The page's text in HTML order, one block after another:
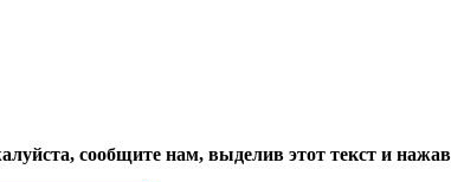
сообщите нам, выделив этот текст и нажав